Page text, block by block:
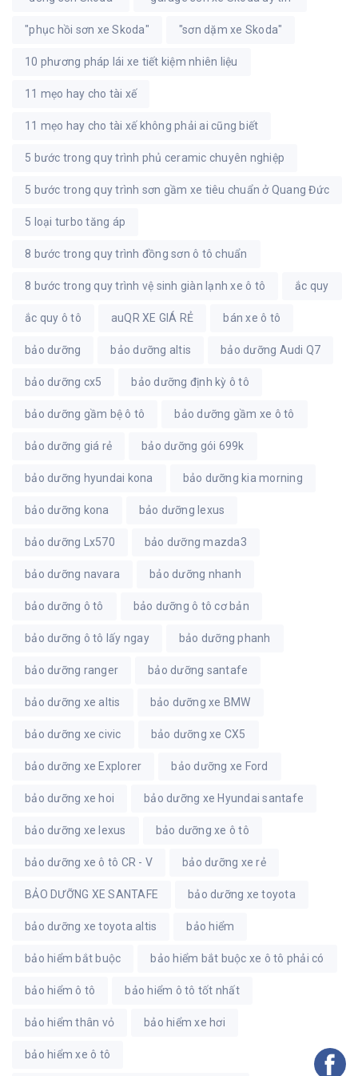
"phục hồi sơn xe Skoda" "sơn dặm xe Skoda"
10 phương pháp lái xe tiết kiệm nhiên liệu
11 mẹo hay cho tài xế
11 mẹo hay cho tài xế không phải ai cũng biết
5 bước trong quy trình phủ ceramic chuyên nghiệp
5 bước trong quy trình sơn gầm xe tiêu chuẩn ở Quang Đức
5 loại turbo tăng áp
8 bước trong quy trình đồng sơn ô tô chuẩn
8 bước trong quy trình vệ sinh giàn lạnh xe ô tô ắc quy
ắc quy ô tô auQR XE GIÁ RẺ bán xe ô tô
bảo dưỡng bảo dưỡng altis bảo dưỡng Audi Q7
bảo dưỡng cx5 bảo dưỡng định kỳ ô tô
bảo dưỡng gầm bệ ô tô bảo dưỡng gầm xe ô tô
bảo dưỡng giá rẻ bảo dưỡng gói 699k
bảo dưỡng hyundai kona bảo dưỡng kia morning
bảo dưỡng kona bảo dưỡng lexus
bảo dưỡng Lx570 bảo dưỡng mazda3
bảo dưỡng navara bảo dưỡng nhanh
bảo dưỡng ô tô bảo dưỡng ô tô cơ bản
bảo dưỡng ô tô lấy ngay bảo dưỡng phanh
bảo dưỡng ranger bảo dưỡng santafe
bảo dưỡng xe altis bảo dưỡng xe BMW
bảo dưỡng xe civic bảo dưỡng xe CX5
bảo dưỡng xe Explorer bảo dưỡng xe Ford
bảo dưỡng xe hoi bảo dưỡng xe Hyundai santafe
bảo dưỡng xe lexus bảo dưỡng xe ô tô
bảo dưỡng xe ô tô CR - V bảo dưỡng xe rẻ
BẢO DƯỠNG XE SANTAFE bảo dưỡng xe toyota
bảo dưỡng xe toyota altis bảo hiểm
bảo hiểm bắt buộc bảo hiểm bắt buộc xe ô tô phải có
bảo hiểm ô tô bảo hiểm ô tô tốt nhất
bảo hiểm thân vỏ bảo hiểm xe hơi
bảo hiểm xe ô tô